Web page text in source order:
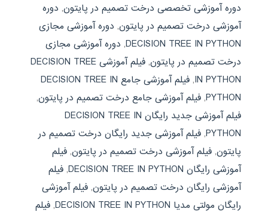
دوره آموزشی تخصصی درخت تصمیم در پایتون, دوره
آموزشی درخت تصمیم در پایتون, دوره آموزشی مجازی
DECISION TREE IN PYTHON
, دوره آموزشی مجازی
درخت تصمیم در پایتون,
فیلم آموزشی DECISION TREE
IN PYTHON
,
فیلم آموزشی جامع DECISION TREE IN
PYTHON
, فیلم آموزشی جامع درخت تصمیم در پایتون,
فیلم آموزشی جدید رایگان DECISION TREE IN
PYTHON
, فیلم آموزشی جدید رایگان درخت تصمیم در
پایتون, فیلم آموزشی درخت تصمیم در پایتون, فیلم
آموزشی رایگان DECISION TREE IN PYTHON
, فیلم
آموزشی رایگان درخت تصمیم در پایتون, فیلم آموزشی
رایگان مولتی مدیا DECISION TREE IN PYTHON
, فیلم